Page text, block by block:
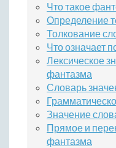
Что такое
Определение
Толкование
Что означает
Лексическое
фантазма
Словарь
Значение
Прямое и
фантазма